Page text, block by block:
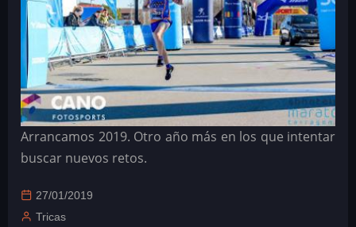
Arrancamos 2019. Otro año más en los que intentar
buscar nuevos retos.
27/01/2019
Tricas